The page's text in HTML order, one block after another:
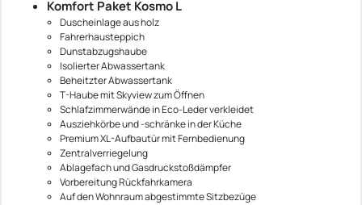
Komfort Paket Kosmo L
Duscheinlage aus holz
Fahrerhausteppich
Dunstabzugshaube
Isolierter Abwassertank
Beheitzter Abwassertank
T-Haube mit Skyview zum Öffnen
Schlafzimmerwände in Eco-Leder verkleidet
Ausziehkörbe und -schränke in der Küche
Premium XL-Aufbautür mit Fernbedienung
Zentralverriegelung
Ablagefach und Gasdruckstoßdämpfer
Vorbereitung Rückfahrkamera
Auf den Wohnraum abgestimmte Sitzbezüge